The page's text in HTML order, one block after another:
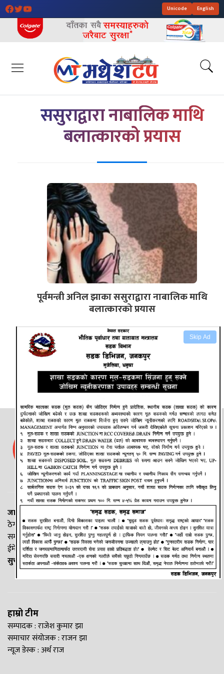
Skip Ad
Unicode English
ससुराद्वारा नाबालिक माथि
बलात्कारको प्रयास
पूर्वमन्त्री अनिल झाका ससुराद्वारा नाबालिक माथि
बलात्कारको प्रयास
जानकी न्यूज नेटवर्क
ठेगाना: लक्ष्मीनियाँ -७, मधेश प्रदेश
सम्पर्क नं. : +977-9844100829
ईमेल:Madheshtopnews@gmail.com
सुचना विभाग दर्ता नं. २५४०/२०७७/७८
हाम्रो टीम
सम्पादक : राजेश कुमार झा
समाचार संयोजक : राजन झा
न्यूज डेस्क : अर्थ राज